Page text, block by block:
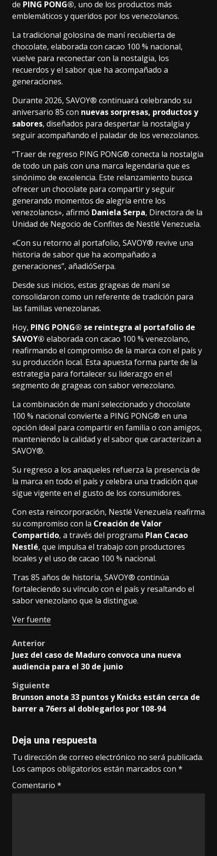
de PING PONG®, uno de los productos más
emblemáticos y queridos por los venezolanos.
La tradicional golosina de maní recubierta de
chocolate, elaborada con cacao 100 % nacional,
vuelve para reconectar con la nostalgia, los
recuerdos y el sabor que ha acompañado a
generaciones.
Durante 2026, SAVOY® continuará celebrando su
aniversario 85 con nuevas sorpresas, productos y
sabores, diseñados para despertar la nostalgia y
seguir acompañando el paladar de los venezolanos.
“Traer de regreso PING PONG® conecta la nostalgia
de todo un país con una marca legendaria que es
sinónimo de excelencia. Este relanzamiento busca
ofrecer un chocolate para compartir y seguir
generando momentos de alegría entre los
venezolanos», afirmó Daniela Serpa, Directora de la
Unidad de Negocio de Confites de Nestlé Venezuela.
«Con su retorno al portafolio, SAVOY® revive una
historia de sabor que ha acompañado a
generaciones”, añadióSerpa.
Desde sus inicios, estas grageas de maní se
consolidaron como un referente de tradición para
las familias venezolanas.
Hoy, PING PONG® se reintegra al portafolio de
SAVOY® elaborada con cacao 100 % venezolano,
reafirmando el compromiso de la marca con el país y
su producción local. Esta apuesta forma parte de la
estrategia para fortalecer su liderazgo en el
segmento de grageas con sabor venezolano.
La combinación de maní seleccionado y chocolate
100 % nacional convierte a PING PONG® en una
opción ideal para compartir en familia o con amigos,
manteniendo la calidad y el sabor que caracterizan a
SAVOY®.
Su regreso a los anaqueles refuerza la presencia de
la marca en todo el país y celebra una tradición que
sigue vigente en el gusto de los consumidores.
Con esta reincorporación, Nestlé Venezuela reafirma
su compromiso con la Creación de Valor
Compartido, a través del programa Plan Cacao
Nestlé, que impulsa el trabajo con productores
locales y el uso de cacao 100 % nacional.
Tras 85 años de historia, SAVOY® continúa
fortaleciendo su vínculo con el país y resaltando el
sabor venezolano que la distingue.
Ver fuente
Post
navigation
Anterior
Juez del caso de Maduro convoca una nueva
audiencia para el 30 de junio
Siguiente
Brunson anota 33 puntos y Knicks están cerca de
barrer a 76ers al doblegarlos por 108-94
Deja una respuesta
Tu dirección de correo electrónico no será publicada.
Los campos obligatorios están marcados con *
Comentario *